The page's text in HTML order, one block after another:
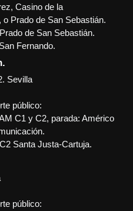
Casino de la
Prado de San Sebastián.
de San Sebastián.
Fernando.
Sevilla
público:
C1 y C2, parada: Américo
Santa Justa-Cartuja.
público: